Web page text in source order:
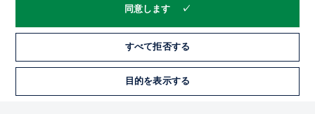
プライバシー・ポリシー 優先設定を管理する
同意します
すべて拒否する
目的を表示する